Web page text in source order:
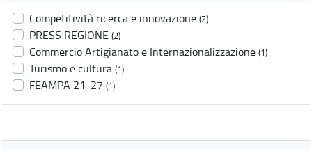
Competitività ricerca e innovazione (2)
PRESS REGIONE (2)
Commercio Artigianato e Internazionalizzazione (1)
Turismo e cultura (1)
FEAMPA 21-27 (1)